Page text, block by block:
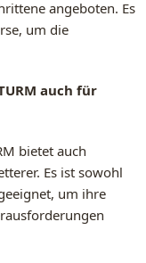
angeboten. Es
um die
auch für
bietet auch
Es ist sowohl
um ihre